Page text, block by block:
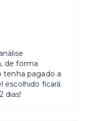
de forma
tenha pagado a
escolhido ficará
dias!